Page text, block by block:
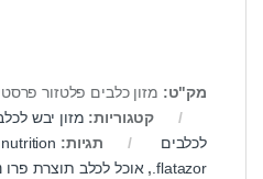
מק"ט: מזון כלבים פלטזור פרסטיז'
קטגוריות: מזון יבש
לכלבים
תגיות:
flatazor.
,אוכל לכלב תוצרת פרו